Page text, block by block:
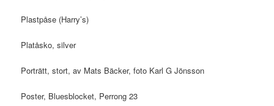
Plastpåse (Harry’s)
Platåsko, silver
Porträtt, stort, av Mats Bäcker, foto Karl G Jönsson
Poster, Bluesblocket, Perrong 23